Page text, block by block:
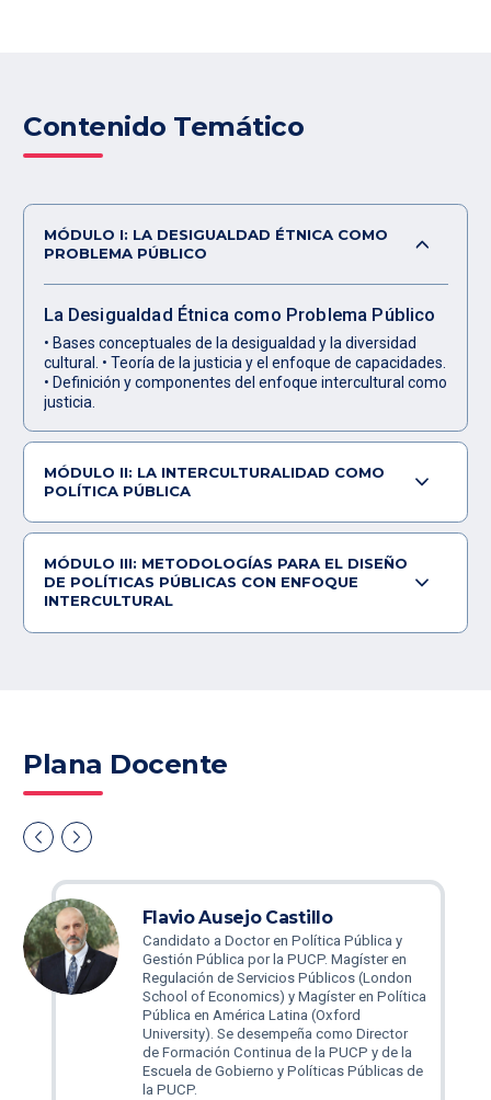
Contenido Temático
MÓDULO I: LA DESIGUALDAD ÉTNICA COMO
PROBLEMA PÚBLICO
La Desigualdad Étnica como Problema Público
• Bases conceptuales de la desigualdad y la diversidad
cultural. • Teoría de la justicia y el enfoque de capacidades.
• Definición y componentes del enfoque intercultural como
justicia.
MÓDULO II: LA INTERCULTURALIDAD COMO
POLÍTICA PÚBLICA
MÓDULO III: METODOLOGÍAS PARA EL DISEÑO
DE POLÍTICAS PÚBLICAS CON ENFOQUE
INTERCULTURAL
Plana Docente
Flavio Ausejo Castillo
Candidato a Doctor en Política Pública y
Gestión Pública por la PUCP. Magíster en
Regulación de Servicios Públicos (London
School of Economics) y Magíster en Política
Pública en América Latina (Oxford
University). Se desempeña como Director
de Formación Continua de la PUCP y de la
Escuela de Gobierno y Políticas Públicas de
la PUCP.